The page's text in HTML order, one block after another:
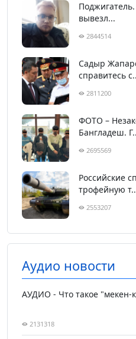
вывезл...
2844514
Садыр
справитесь
2811200
ФОТО –
Бангладеш.
2695569
Российские
трофейную
2553207
Аудио новости
АУДИО - Что такое "мекен-
2131318